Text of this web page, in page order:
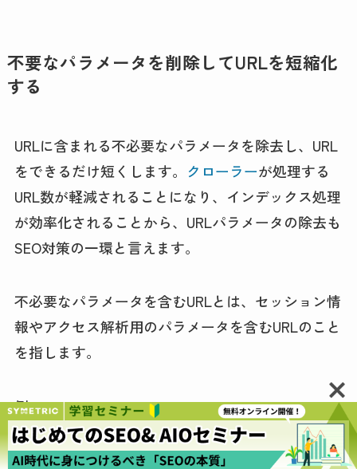
不要なパラメータを削除してURLを短縮化
する
URLに含まれる不必要なパラメータを除去し、URL
をできるだけ短くします。 クローラーが処理する
URL数が軽減されることになり、インデックス処理
が効率化されることから、URLパラメータの除去も
SEO対策の一環と言えます。
不必要なパラメータを含むURLとは、セッション情
報やアクセス解析用のパラメータを含むURLのこと
を指します。
例：